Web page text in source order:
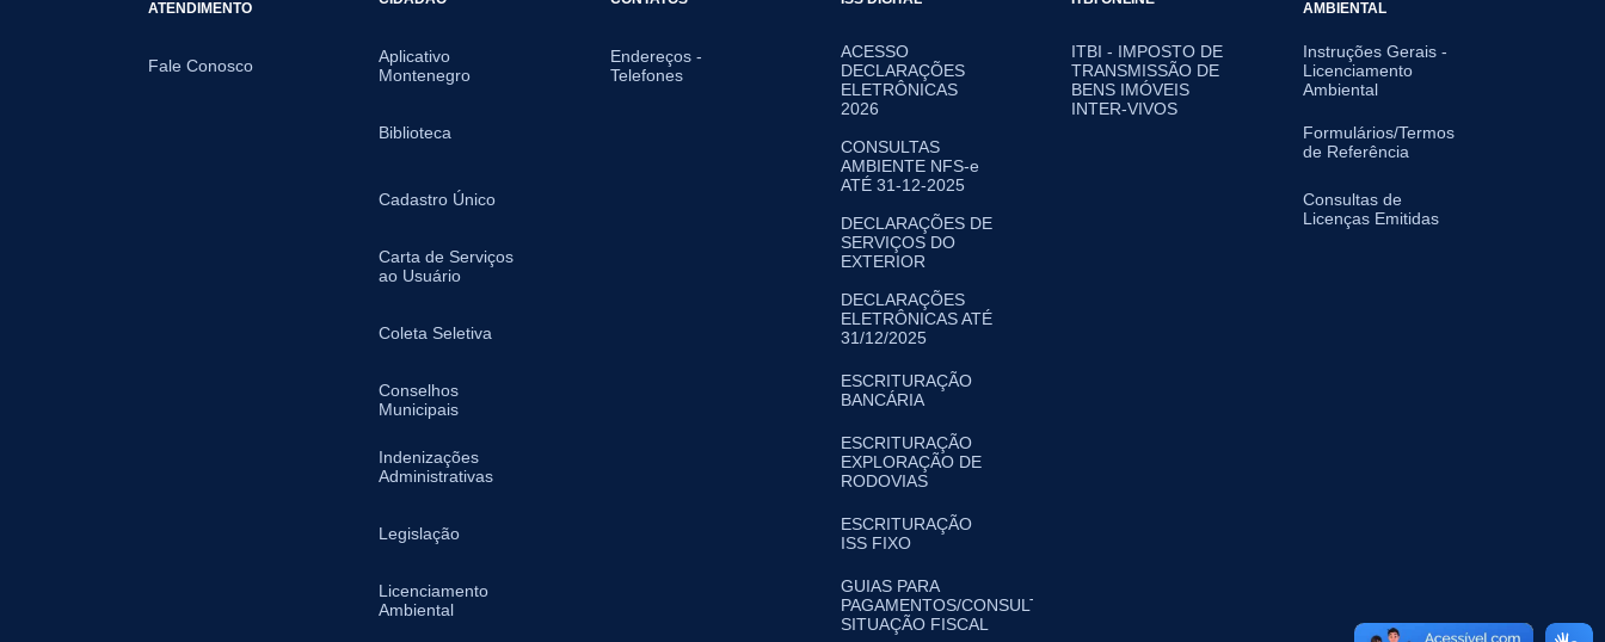
ATENDIMENTO
Fale Conosco
Aplicativo
Montenegro
Biblioteca
Cadastro Único
Carta de Serviços
ao Usuário
Coleta Seletiva
Conselhos
Municipais
Indenizações
Administrativas
Legislação
Licenciamento
Ambiental
Endereços -
Telefones
ACESSO
DECLARAÇÕES
ELETRÔNICAS
2026
CONSULTAS
AMBIENTE NFS-e
ATÉ 31-12-2025
DECLARAÇÕES DE
SERVIÇOS DO
EXTERIOR
DECLARAÇÕES
ELETRÔNICAS ATÉ
31/12/2025
ESCRITURAÇÃO
BANCÁRIA
ESCRITURAÇÃO
EXPLORAÇÃO DE
RODOVIAS
ESCRITURAÇÃO
ISS FIXO
GUIAS PARA
PAGAMENTOS/CONSULTA
SITUAÇÃO FISCAL
ITBI - IMPOSTO DE
TRANSMISSÃO DE
BENS IMÓVEIS
INTER-VIVOS
AMBIENTAL
Instruções Gerais -
Licenciamento
Ambiental
Formulários/Termos
de Referência
Consultas de
Licenças Emitidas